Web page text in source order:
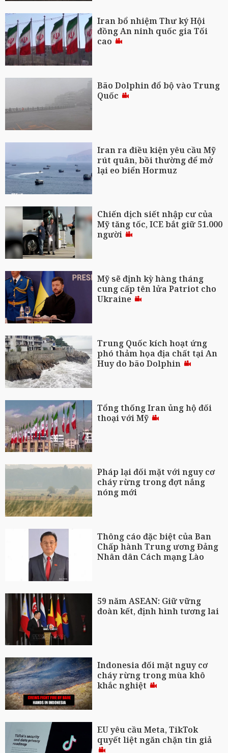
Iran bổ nhiệm Thư ký Hội
đồng An ninh quốc gia Tối
cao
Bão Dolphin đổ bộ vào Trung
Quốc
Iran ra điều kiện yêu cầu Mỹ
rút quân, bồi thường để mở
lại eo biển Hormuz
Chiến dịch siết nhập cư của
Mỹ tăng tốc, ICE bắt giữ 51.000
người
Mỹ sẽ định kỳ hàng tháng
cung cấp tên lửa Patriot cho
Ukraine
Trung Quốc kích hoạt ứng
phó thảm họa địa chất tại An
Huy do bão Dolphin
Tổng thống Iran ủng hộ đối
thoại với Mỹ
Pháp lại đối mặt với nguy cơ
cháy rừng trong đợt nắng
nóng mới
Thông cáo đặc biệt của Ban
Chấp hành Trung ương Đảng
Nhân dân Cách mạng Lào
59 năm ASEAN: Giữ vững
đoàn kết, định hình tương lai
Indonesia đối mặt nguy cơ
cháy rừng trong mùa khô
khắc nghiệt
EU yêu cầu Meta, TikTok
quyết liệt ngăn chặn tin giả